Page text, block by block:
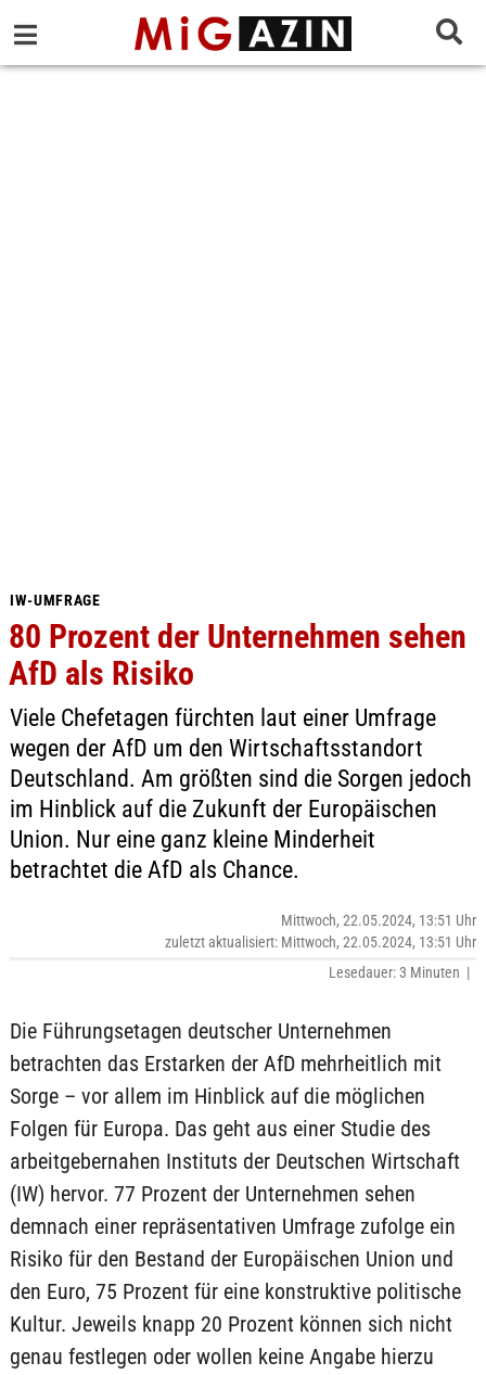
IW-UMFRAGE
80 Prozent der Unternehmen sehen
AfD als Risiko
Viele Chefetagen fürchten laut einer Umfrage
wegen der AfD um den Wirtschaftsstandort
Deutschland. Am größten sind die Sorgen jedoch
im Hinblick auf die Zukunft der Europäischen
Union. Nur eine ganz kleine Minderheit
betrachtet die AfD als Chance.
Mittwoch, 22.05.2024, 13:51 Uhr
zuletzt aktualisiert: Mittwoch, 22.05.2024, 13:51 Uhr
Lesedauer: 3 Minuten |
Die Führungsetagen deutscher Unternehmen
betrachten das Erstarken der AfD mehrheitlich mit
Sorge – vor allem im Hinblick auf die möglichen
Folgen für Europa. Das geht aus einer Studie des
arbeitgebernahen Instituts der Deutschen Wirtschaft
(IW) hervor. 77 Prozent der Unternehmen sehen
demnach einer repräsentativen Umfrage zufolge ein
Risiko für den Bestand der Europäischen Union und
den Euro, 75 Prozent für eine konstruktive politische
Kultur. Jeweils knapp 20 Prozent können sich nicht
genau festlegen oder wollen keine Angabe hierzu